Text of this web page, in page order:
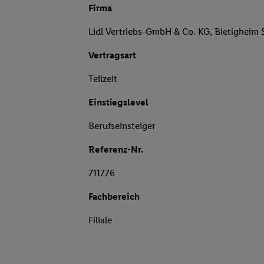
Firma
Lidl Vertriebs-GmbH & Co. KG, Bietigheim
Vertragsart
Teilzeit
Einstiegslevel
Berufseinsteiger
Referenz-Nr.
711776
Fachbereich
Filiale